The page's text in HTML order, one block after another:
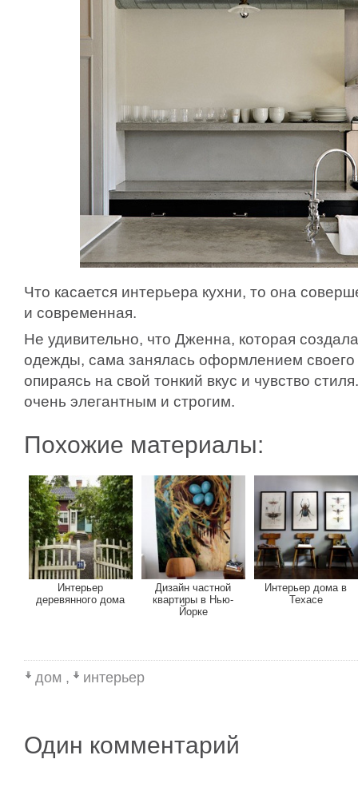
Что касается интерьера кухни, то она
и современная.
Не удивительно, что Дженна, которая
одежды, сама занялась оформлением своего
опираясь на свой тонкий вкус и чувство
очень элегантным и строгим.
Похожие материалы:
Интерьер
деревянного дома
Дизайн частной
квартиры в Нью-
Йорке
Интерьер дома в
Техасе
дом , интерьер
Один комментарий